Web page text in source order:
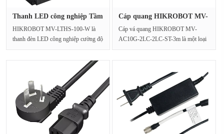
Thanh LED công nghiệp Tầm
HIKROBOT MV-LTHS-100-W là
thanh đèn LED công nghiệp cường độ
Cáp quang HIKROBOT MV-
Cáp vá quang HIKROBOT MV-
AC10G-2LC-2LC-ST-3m là một loại